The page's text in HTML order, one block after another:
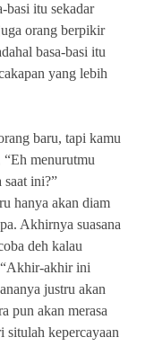
basi itu sekadar
orang berpikir
basa-basi itu
yang lebih
baru, tapi kamu
menurutmu
ini?”
hanya akan diam
Akhirnya suasana
deh kalau
“Akhir-akhir ini
justru akan
pun akan merasa
kepercayaan